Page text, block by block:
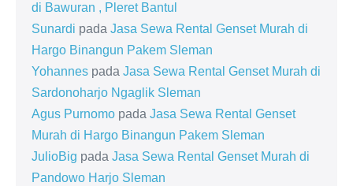
di Bawuran , Pleret Bantul
Sunardi pada Jasa Sewa Rental Genset Murah di
Hargo Binangun Pakem Sleman
Yohannes pada Jasa Sewa Rental Genset Murah di
Sardonoharjo Ngaglik Sleman
Agus Purnomo pada Jasa Sewa Rental Genset
Murah di Hargo Binangun Pakem Sleman
JulioBig pada Jasa Sewa Rental Genset Murah di
Pandowo Harjo Sleman